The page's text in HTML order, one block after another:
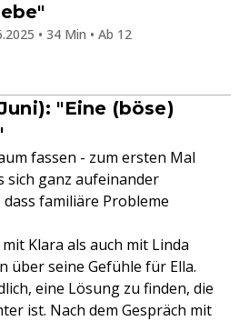
• 34 Min • Ab 12
"Eine (böse)
fassen - zum ersten Mal
sich ganz aufeinander
familiäre Probleme
Klara als auch mit Linda
über seine Gefühle für Ella.
eine Lösung zu finden, die
ist. Nach dem Gespräch mit